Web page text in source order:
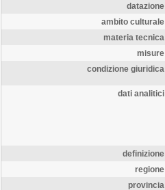
datazione
ambito culturale
materia tecnica
misure
condizione giuridica
dati analitici
definizione
regione
provincia